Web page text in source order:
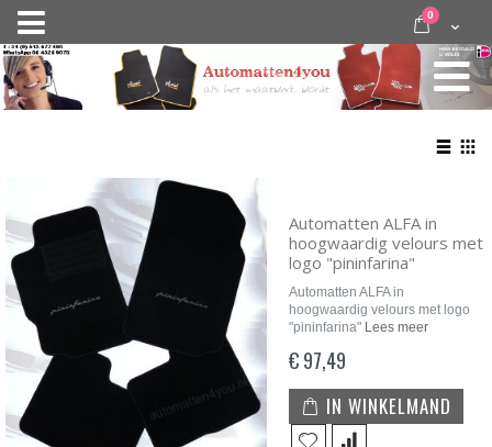
Nav
activeren
door
inhoud
Cart
0 items
Automatten ALFA in
hoogwaardig velours met
logo "pininfarina"
Automatten ALFA in
hoogwaardig velours met logo
"pininfarina" Lees meer
€ 97,49
IN WINKELMAND